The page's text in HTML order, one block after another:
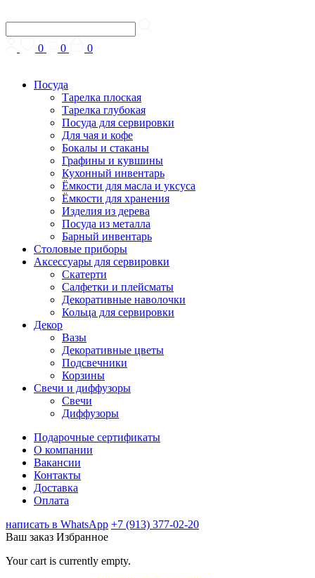
0 0 0
Посуда
Тарелка плоская
Тарелка глубокая
Посуда для сервировки
Для чая и кофе
Бокалы и стаканы
Графины и кувшины
Кухонный инвентарь
Ёмкости для масла и уксуса
Ёмкости для хранения
Изделия из дерева
Посуда из металла
Барный инвентарь
Столовые приборы
Аксессуары для сервировки
Скатерти
Cалфетки и плейсматы
Декоративные наволочки
Кольца для сервировки
Декор
Вазы
Декоративные цветы
Подсвечники
Корзины
Свечи и диффузоры
Свечи
Диффузоры
Подарочные сертификаты
О компании
Вакансии
Контакты
Доставка
Оплата
написать в WhatsApp +7 (913) 377-02-20
Ваш заказ Избранное
Your cart is currently empty.